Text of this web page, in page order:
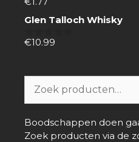
0
5
Glen Talloch Whisky
0
€10.99
naar:
Boodschappen doen
Zoek producten via de